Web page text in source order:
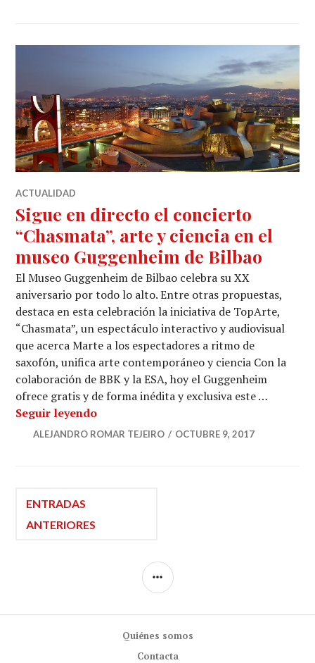
ACTUALIDAD
Sigue en directo el concierto
“Chasmata”, arte y ciencia en el
museo Guggenheim de Bilbao
El Museo Guggenheim de Bilbao celebra su XX
aniversario por todo lo alto. Entre otras propuestas,
destaca en esta celebración la iniciativa de TopArte,
“Chasmata”, un espectáculo interactivo y audiovisual
que acerca Marte a los espectadores a ritmo de
saxofón, unifica arte contemporáneo y ciencia Con la
colaboración de BBK y la ESA, hoy el Guggenheim
ofrece gratis y de forma inédita y exclusiva este …
Seguir leyendoSigue en directo el concierto
ALEJANDRO ROMAR TEJEIRO OCTUBRE 9, 2017
Navegación
ENTRADAS
ANTERIORES
BARRA
Quiénes somos
Contacta